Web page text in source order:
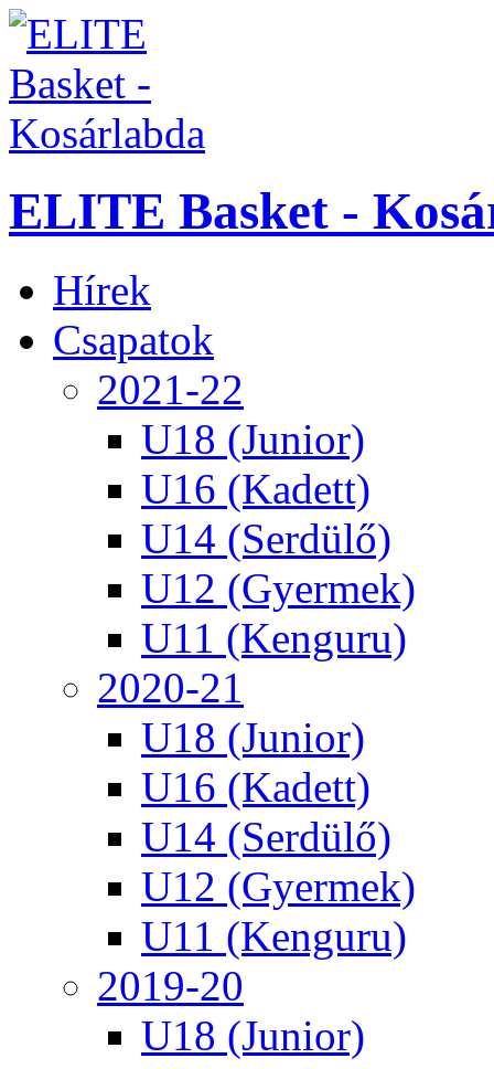
ELITE Basket -
Hírek
Csapatok
2021-22
U18 (Junior)
U16 (Kadett)
U14 (Serdülő)
U12 (Gyermek)
U11 (Kenguru)
2020-21
U18 (Junior)
U16 (Kadett)
U14 (Serdülő)
U12 (Gyermek)
U11 (Kenguru)
2019-20
U18 (Junior)